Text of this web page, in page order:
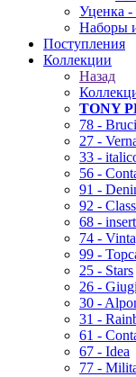
Уценка -
Наборы
Поступления
Коллекции
Назад
TONY
78 -
27 -
33 -
56 -
91 -
92 -
68 -
74 -
99 -
25 - Stars
26 -
30 -
31 -
61 -
67 - Idea
77 -